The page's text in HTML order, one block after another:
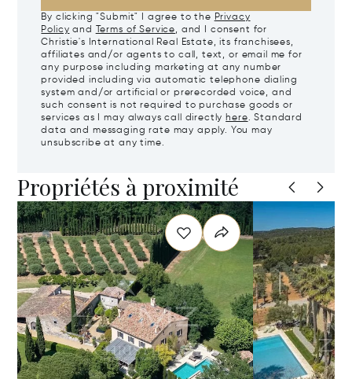
By clicking "Submit" I agree to the Privacy
Policy and Terms of Service, and I consent for
Christie's International Real Estate, its franchisees,
affiliates and/or agents to call, text, or email me for
any purpose including marketing at any number
provided including via automatic telephone dialing
system and/or artificial or prerecorded voice, and
such consent is not required to purchase goods or
services as I may always call directly here. Standard
data and messaging rate may apply. You may
unsubscribe at any time.
Propriétés à proximité